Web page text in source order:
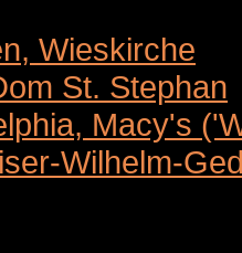
Wieskirche
St. Stephan
Macy's
Wilhelm-